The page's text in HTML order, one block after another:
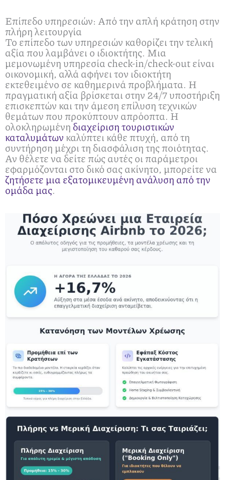
Επίπεδο υπηρεσιών: Από την απλή κράτηση στην
πλήρη λειτουργία
Το επίπεδο των υπηρεσιών καθορίζει την τελική
αξία που λαμβάνει ο ιδιοκτήτης. Μια
μεμονωμένη υπηρεσία check-in/check-out είναι
οικονομική, αλλά αφήνει τον ιδιοκτήτη
εκτεθειμένο σε καθημερινά προβλήματα. Η
πραγματική αξία βρίσκεται στην 24/7 υποστήριξη
επισκεπτών και την άμεση επίλυση τεχνικών
θεμάτων που προκύπτουν απρόοπτα. Η
ολοκληρωμένηδιαχείριση τουριστικών
καταλυμάτων καλύπτει κάθε πτυχή, από τη
συντήρηση μέχρι τη διασφάλιση της ποιότητας.
Αν θέλετε να δείτε πώς αυτές οι παράμετροι
εφαρμόζονται στο δικό σας ακίνητο, μπορείτε να
ζητήσετε μια εξατομικευμένη ανάλυση από την
ομάδα μας.